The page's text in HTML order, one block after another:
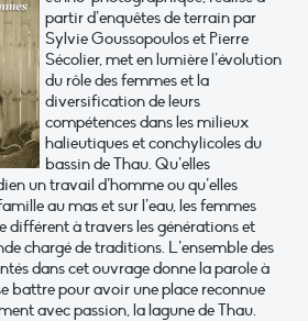
partir d’enquêtes de terrain par
Sylvie Goussopoulos et Pierre
Sécolier, met en lumière l’évolution
du rôle des femmes et la
diversification de leurs
compétences dans les milieux
halieutiques et conchylicoles du
bassin de Thau. Qu’elles
un travail d’homme ou qu’elles
au mas et sur l’eau, les femmes
différent à travers les générations et
chargé de traditions. L’ensemble des
dans cet ouvrage donne la parole à
battre pour avoir une place reconnue
avec passion, la lagune de Thau.